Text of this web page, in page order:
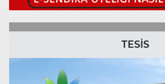
TESİS